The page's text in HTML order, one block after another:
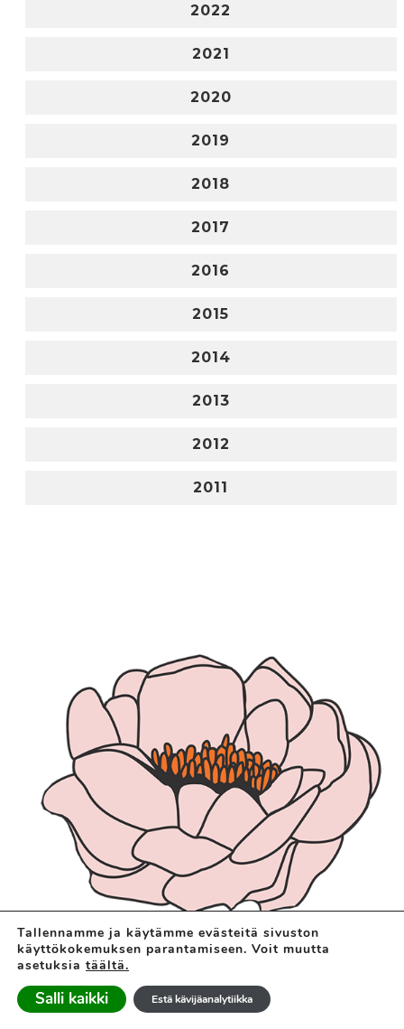
2022
2021
2020
2019
2018
2017
2016
2015
2014
2013
2012
2011
Tallennamme ja käytämme evästeitä sivuston
käyttökokemuksen parantamiseen. Voit muutta
asetuksia täältä.
Salli kaikki Estä kävijäanalytiikka